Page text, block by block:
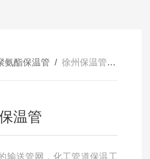
氨酯保温管 / 徐州保温管\聚氨酯发泡保温管
温管
输送管网，化工管道保温工